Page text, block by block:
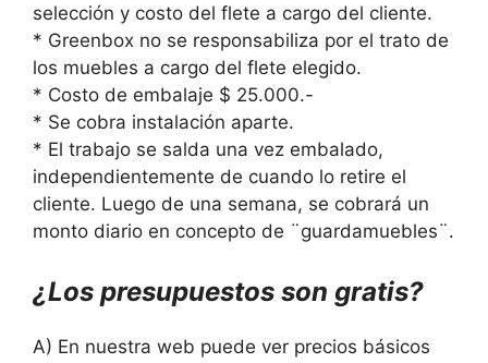
selección y costo del flete a cargo del cliente.
* Greenbox no se responsabiliza por el trato de
los muebles a cargo del flete elegido.
* Costo de embalaje $ 25.000.-
* Se cobra instalación aparte.
* El trabajo se salda una vez embalado,
independientemente de cuando lo retire el
cliente. Luego de una semana, se cobrará un
monto diario en concepto de ¨guardamuebles¨.
¿Los presupuestos son gratis?
A) En nuestra web puede ver precios básicos